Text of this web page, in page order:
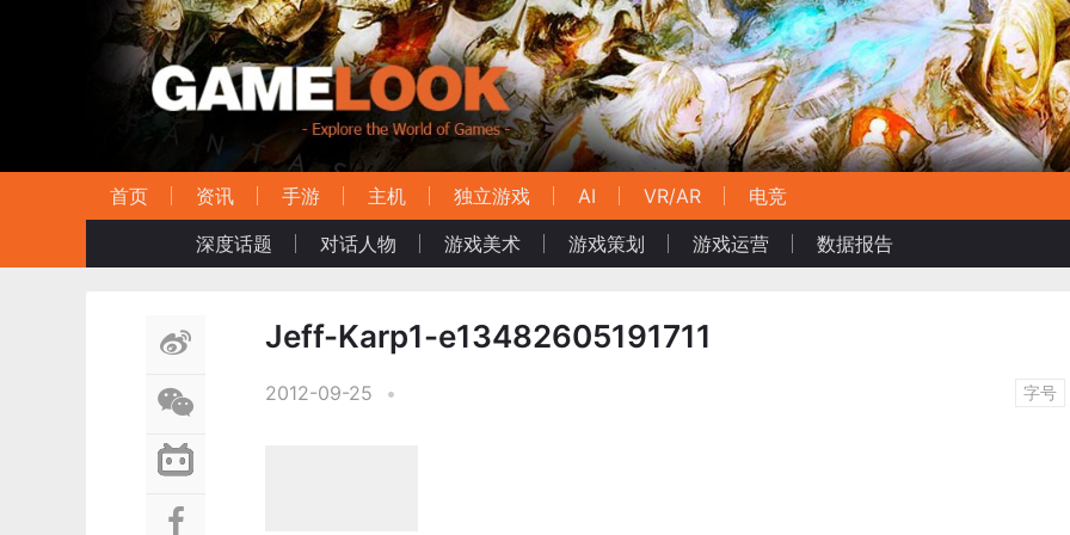
首页 资讯 手游 主机 独立游戏 AI VR/AR
电竞
深度话题
对话人物 游戏美术 游戏策划 游戏运营 数据报告
Jeff-Karp1-e13482605191711
2012-09-25 • 字号